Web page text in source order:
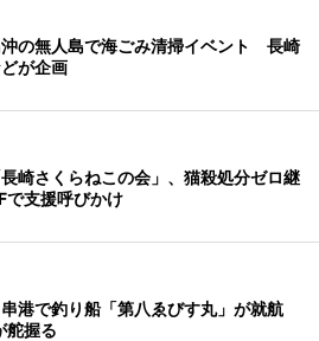
の無人島で海ごみ清掃イベント 長崎
が企画
崎さくらねこの会」、猫殺処分ゼロ継
で支援呼びかけ
港で釣り船「第八ゑびす丸」が就航
舵握る